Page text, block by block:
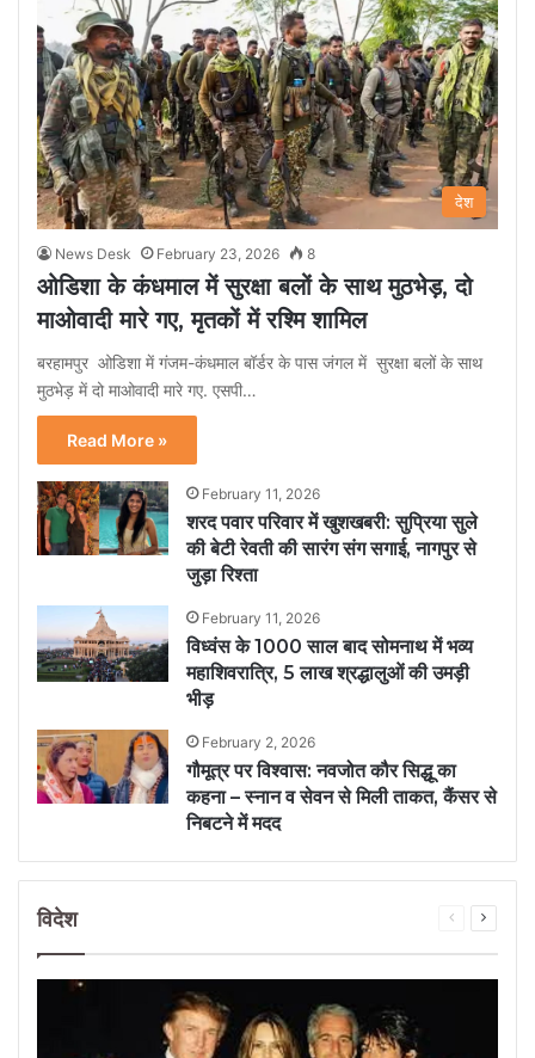
देश
News Desk February 23, 2026 8
ओडिशा के कंधमाल में सुरक्षा बलों के साथ मुठभेड़, दो
माओवादी मारे गए, मृतकों में रश्मि शामिल
बरहामपुर ओडिशा में गंजम-कंधमाल बॉर्डर के पास जंगल में सुरक्षा बलों के साथ
मुठभेड़ में दो माओवादी मारे गए. एसपी…
Read More »
February 11, 2026
शरद पवार परिवार में खुशखबरी: सुप्रिया सुले
की बेटी रेवती की सारंग संग सगाई, नागपुर से
जुड़ा रिश्ता
February 11, 2026
विध्वंस के 1000 साल बाद सोमनाथ में भव्य
महाशिवरात्रि, 5 लाख श्रद्धालुओं की उमड़ी
भीड़
February 2, 2026
गौमूत्र पर विश्वास: नवजोत कौर सिद्धू का
कहना – स्नान व सेवन से मिली ताकत, कैंसर से
निबटने में मदद
विदेश
Previous
Next